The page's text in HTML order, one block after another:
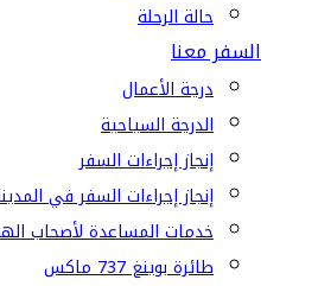
حالة الرحلة
السفر معنا
درجة الأعمال
الدرجة السياحية
إنجاز إجراءات السفر
إنجاز إجراءات السفر في
خدمات المساعدة لأصحاب
طائرة بوينغ 737 ماكس